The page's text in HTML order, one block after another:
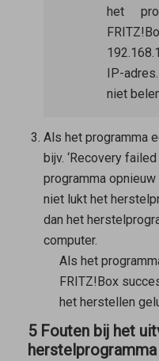
het
IP-
niet
Als het programma
bijv. ‘Recovery
programma
niet lukt het
dan het
computer.
Als het
FRITZ!Box
het herstellen
5 Fouten bij het
herstelprogramma